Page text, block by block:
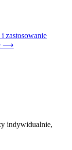
zastosowanie
⟶
indywidualnie,